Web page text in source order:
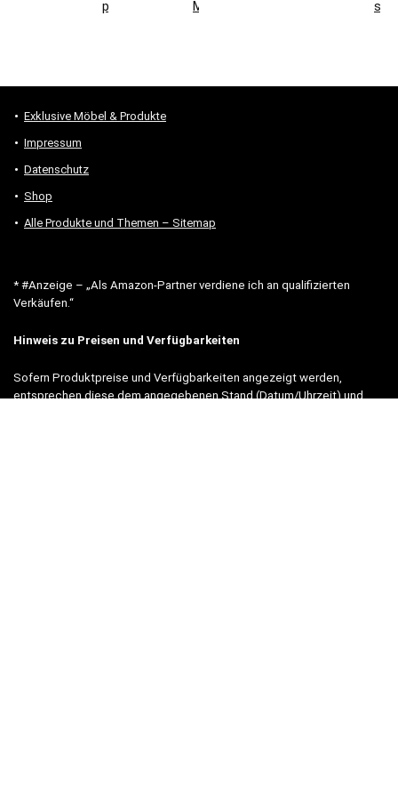
prüfen
Montage
sind
Exklusive Möbel & Produkte
Impressum
Datenschutz
Shop
Alle Produkte und Themen – Sitemap
* #Anzeige – „Als Amazon-Partner verdiene ich an qualifizierten
Verkäufen.“
Hinweis zu Preisen und Verfügbarkeiten
Sofern Produktpreise und Verfügbarkeiten angezeigt werden,
entsprechen diese dem angegebenen Stand (Datum/Uhrzeit) und